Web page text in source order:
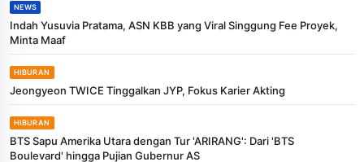
NEWS
Indah Yusuvia Pratama, ASN KBB yang Viral Singgung Fee Proyek,
Minta Maaf
HIBURAN
Jeongyeon TWICE Tinggalkan JYP, Fokus Karier Akting
HIBURAN
BTS Sapu Amerika Utara dengan Tur 'ARIRANG': Dari 'BTS
Boulevard' hingga Pujian Gubernur AS